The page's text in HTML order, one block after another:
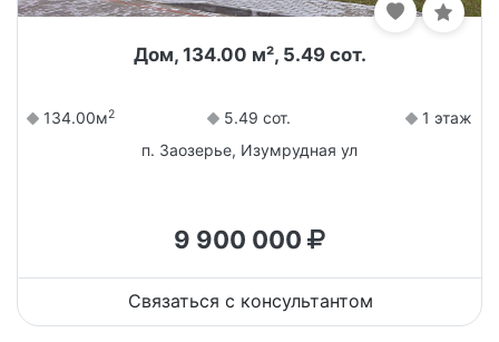
Дом, 134.00 м², 5.49 сот.
134.00м2 5.49 сот.
1 этаж
п. Заозерье, Изумрудная ул
9 900 000
Связаться с консультантом